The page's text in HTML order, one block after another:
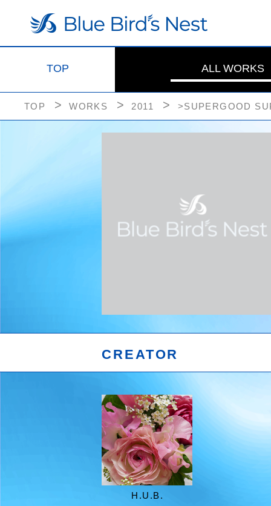
TOP ALL WORKS
TOP WORKS 2011 >SUPERGOOD
CREATOR
H.U.B.